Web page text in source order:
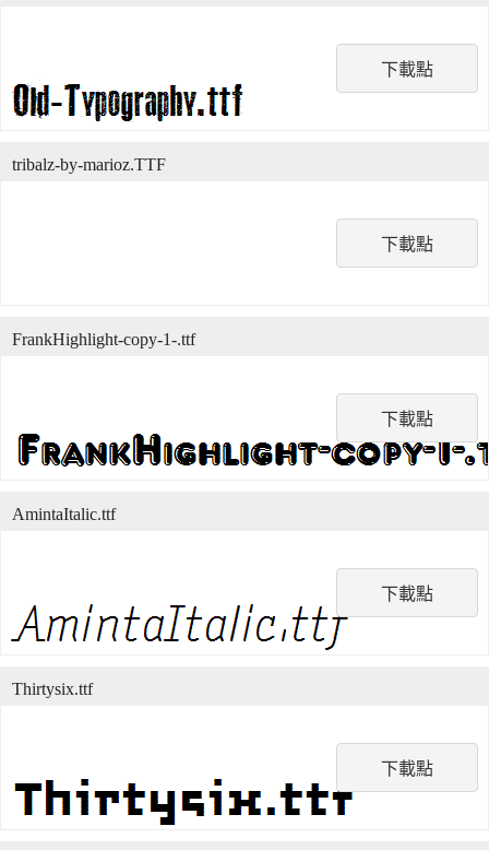
下載點
下載點
tribalz-by-marioz.TTF
下載點
FrankHighlight-copy-1-.ttf
下載點
AmintaItalic.ttf
下載點
Thirtysix.ttf